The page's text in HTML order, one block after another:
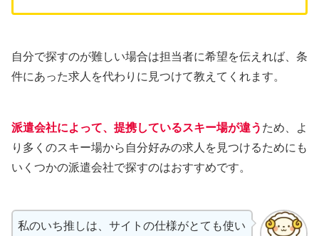
自分で探すのが難しい場合は担当者に希望を伝えれば、条
件にあった求人を代わりに見つけて教えてくれます。
派遣会社によって、提携しているスキー場が違う ため、よ
り多くのスキー場から自分好みの求人を見つけるためにも
いくつかの派遣会社で探すのはおすすめです。
私のいち推しは、サイトの仕様がとても使い